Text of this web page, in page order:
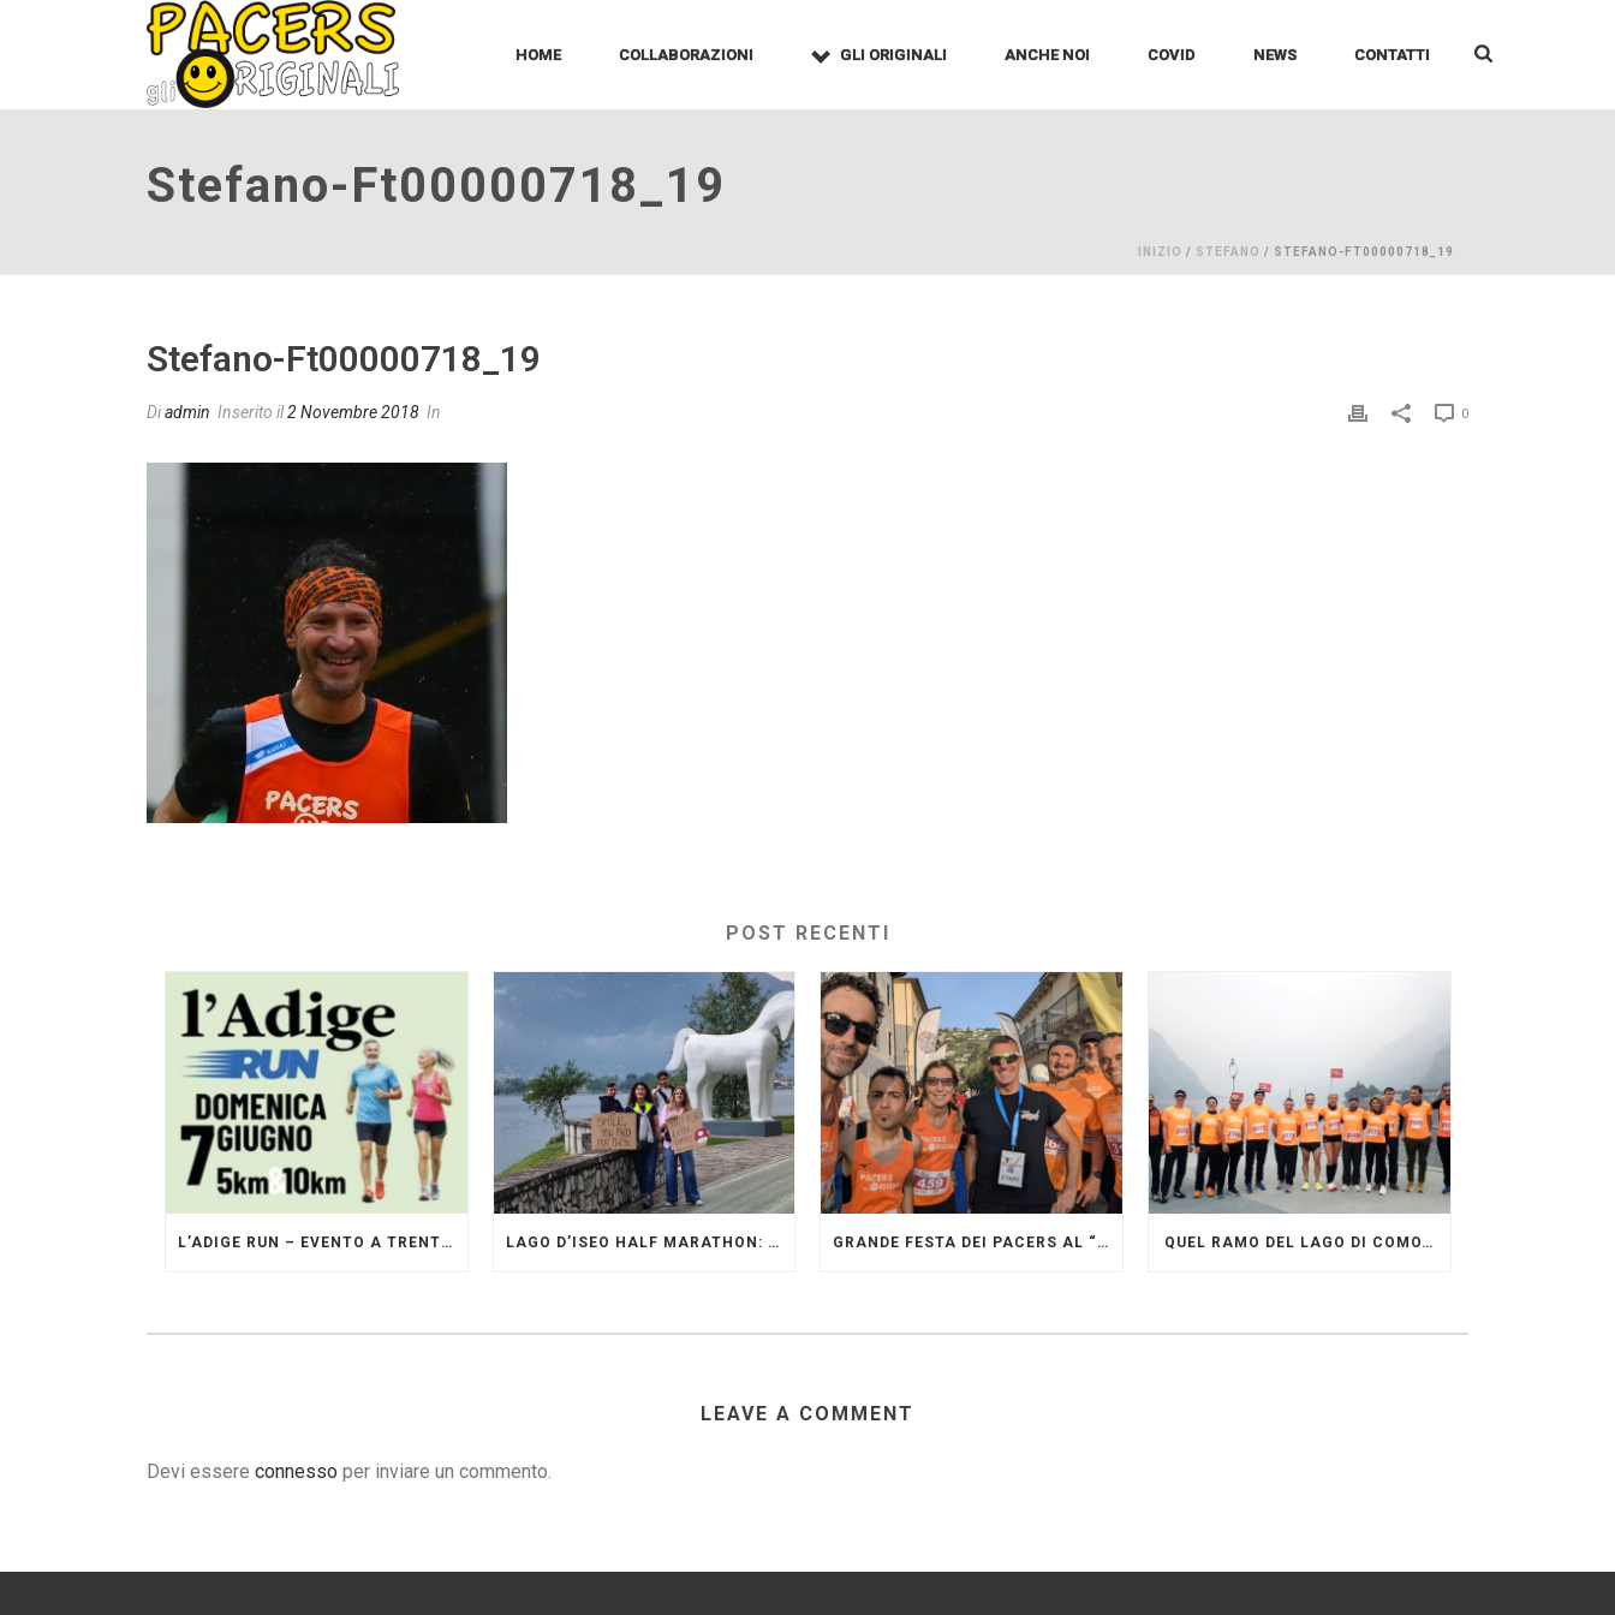
HOME COLLABORAZIONI GLI ORIGINALI ANCHE NOI COVID NEWS CONTATTI
Stefano-Ft00000718_19
INIZIO / STEFANO / STEFANO-FT00000718_19
Stefano-Ft00000718_19
Diadmin Inserito il2 Novembre 2018 In 0
POST RECENTI
L’ADIGE RUN – EVENTO A TRENTO GESTITO DAI PACERS GLI ORIGINALI LAGO D’ISEO HALF MARATHON: ORIGINALI PRESENTI GRANDE FESTA DEI PACERS AL “GARDA LAKE RUNNING FESTIVAL” QUEL RAMO DEL LAGO DI COMO…
LEAVE A COMMENT
Devi essere connesso per inviare un commento.